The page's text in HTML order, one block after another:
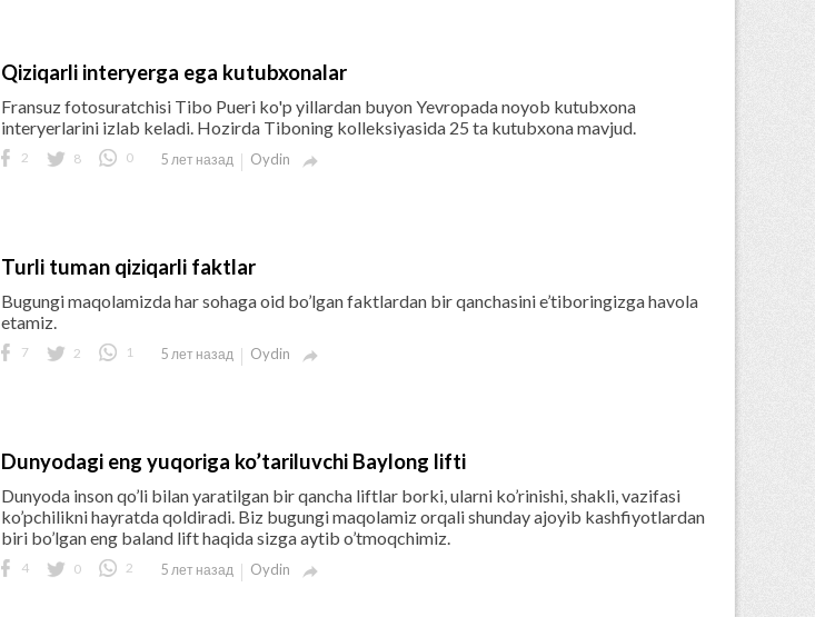
Qiziqarli interyerga ega kutubxonalar
Fransuz fotosuratchisi Tibo Pueri ko'p yillardan buyon Yevropada noyob kutubxona
interyerlarini izlab keladi. Hozirda Tiboning kolleksiyasida 25 ta kutubxona mavjud.
2 8 0 5 лет назад Oydin 
Turli tuman qiziqarli faktlar
Bugungi maqolamizda har sohaga oid bo’lgan faktlardan bir qanchasini e’tiboringizga havola
etamiz.
7 2 1 5 лет назад Oydin 
Dunyodagi eng yuqoriga ko’tariluvchi Baylong lifti
Dunyoda inson qo’li bilan yaratilgan bir qancha liftlar borki, ularni ko’rinishi, shakli, vazifasi
ko’pchilikni hayratda qoldiradi. Biz bugungi maqolamiz orqali shunday ajoyib kashfiyotlardan
biri bo’lgan eng baland lift haqida sizga aytib o’tmoqchimiz.
4 0 2 5 лет назад Oydin 